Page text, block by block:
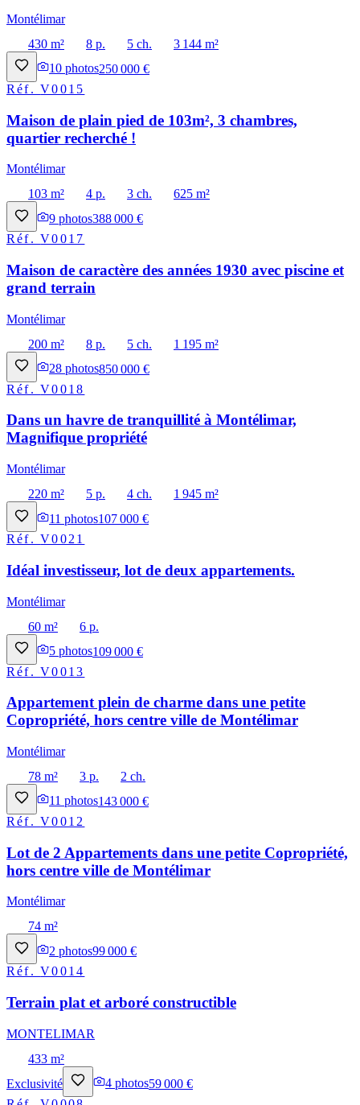
Montélimar
430 m²
8 p. 5 ch.
3 144 m²
10 photos250 000 €
Réf.V0015
Maison de plain pied de 103m², 3 chambres,
quartier recherché !
Montélimar
103 m²
4 p. 3 ch.
625 m²
9 photos388 000 €
Réf.V0017
Maison de caractère des années 1930 avec piscine et
grand terrain
Montélimar
200 m²
8 p. 5 ch.
1 195 m²
28 photos850 000 €
Réf.V0018
Dans un havre de tranquillité à Montélimar,
Magnifique propriété
Montélimar
220 m²
5 p. 4 ch.
1 945 m²
11 photos107 000 €
Réf.V0021
Idéal investisseur, lot de deux appartements.
Montélimar
60 m²
6 p.
5 photos109 000 €
Réf.V0013
Appartement plein de charme dans une petite
Copropriété, hors centre ville de Montélimar
Montélimar
78 m²
3 p.
2 ch.
11 photos143 000 €
Réf.V0012
Lot de 2 Appartements dans une petite Copropriété,
hors centre ville de Montélimar
Montélimar
74 m²
2 photos99 000 €
Réf.V0014
Terrain plat et arboré constructible
MONTELIMAR
433 m²
Exclusivité
4 photos59 000 €